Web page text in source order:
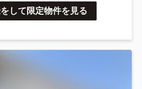
して限定物件を見る